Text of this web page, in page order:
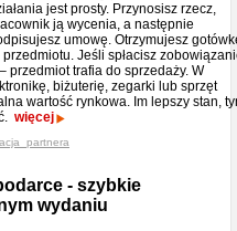
jest prosty. Przynosisz rzecz,
ją wycenia, a następnie
umowę. Otrzymujesz
Jeśli spłacisz
przedmiot trafia do sprzedaży. W
biżuterię, zegarki lub sprzęt
wartość rynkowa. Im lepszy stan,
więcej
- szybkie
wydaniu